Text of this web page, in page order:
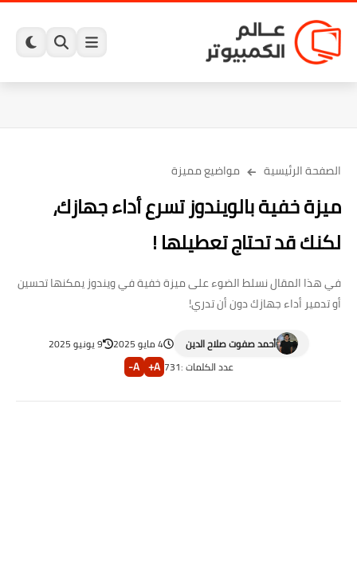
الصفحة الرئيسية مواضيع مميزة
ميزة خفية بالويندوز تسرع أداء جهازك،
لكنك قد تحتاج تعطيلها !
في هذا المقال نسلط الضوء على ميزة خفية في ويندوز يمكنها تحسين
أو تدمير أداء جهازك دون أن تدري!
أحمد صفوت صلاح الدين 4 مايو 2025
9 يونيو 2025
عدد الكلمات :731
A+
A-